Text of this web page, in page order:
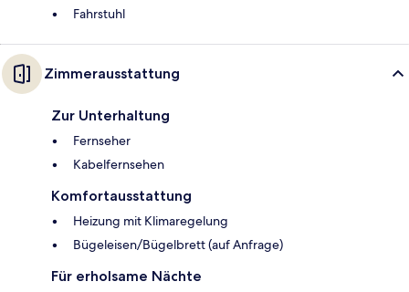
Fahrstuhl
Zimmerausstattung
Zur Unterhaltung
Fernseher
Kabelfernsehen
Komfortausstattung
Heizung mit Klimaregelung
Bügeleisen/Bügelbrett (auf Anfrage)
Für erholsame Nächte